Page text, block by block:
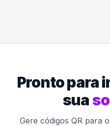
Pronto para
sua
Gere códigos QR para